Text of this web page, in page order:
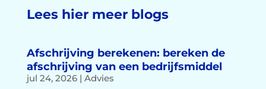
Lees hier meer blogs
Afschrijving berekenen: bereken de
afschrijving van een bedrijfsmiddel
jul 24, 2026| Advies